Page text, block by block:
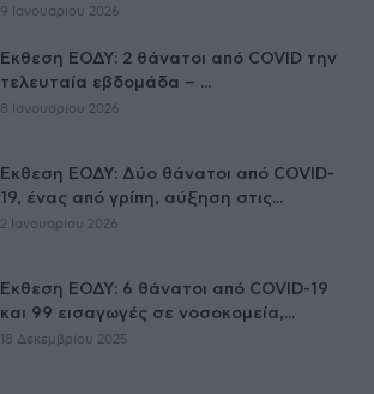
9 Ιανουαρίου 2026
Έκθεση ΕΟΔΥ: 2 θάνατοι από COVID την
τελευταία εβδομάδα – ...
8 Ιανουαρίου 2026
Έκθεση ΕΟΔΥ: Δύο θάνατοι από COVID-
19, ένας από γρίπη, αύξηση στις...
2 Ιανουαρίου 2026
Έκθεση ΕΟΔΥ: 6 θάνατοι από COVID-19
και 99 εισαγωγές σε νοσοκομεία,...
18 Δεκεμβρίου 2025